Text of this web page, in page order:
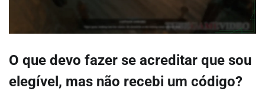
O que devo fazer se acreditar que sou
elegível, mas não recebi um código?